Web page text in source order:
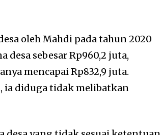
oleh Mahdi pada tahun 2020
desa sebesar Rp960,2 juta,
mencapai Rp832,9 juta.
ia diduga tidak melibatkan